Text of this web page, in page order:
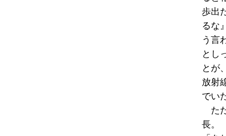
歩出
るな
う言
とし
とが
放射
でい
た
長。